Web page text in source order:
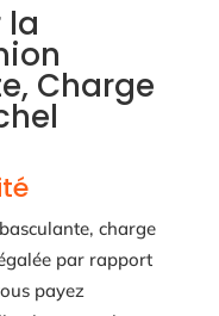
la
Charge
charge
par rapport
payez